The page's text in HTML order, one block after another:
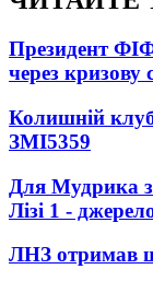
Президент
через кризову
Колишній
ЗМІ5359
Для Мудрика
Лізі 1 -
ЛНЗ отримав